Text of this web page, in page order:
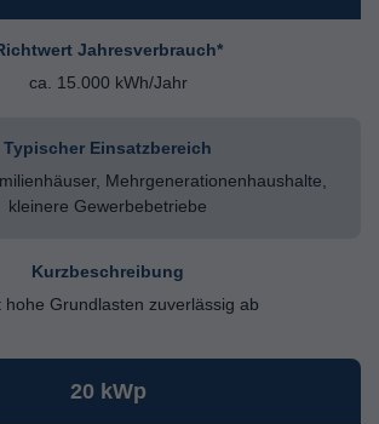
Jahresverbrauch*
ca. 15.000 kWh/Jahr
Typischer Einsatzbereich
Mehrgenerationenhaushalte,
kleinere Gewerbebetriebe
Kurzbeschreibung
hohe Grundlasten zuverlässig ab
20 kWp